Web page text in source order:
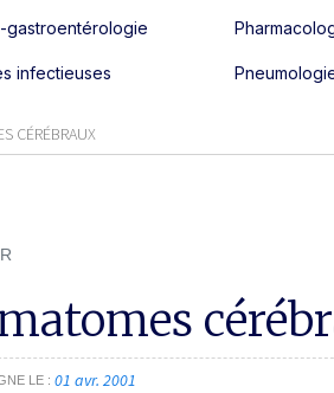
gastroentérologie
infectieuses
CÉRÉBRAUX
LE 01 avr. 2001